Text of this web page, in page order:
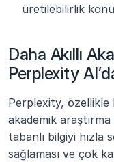
üretilebilirlik
Daha Akıllı
Perplexity
Perplexity, özellikle
akademik
tabanlı bilgiyi hızla
sağlaması ve çok